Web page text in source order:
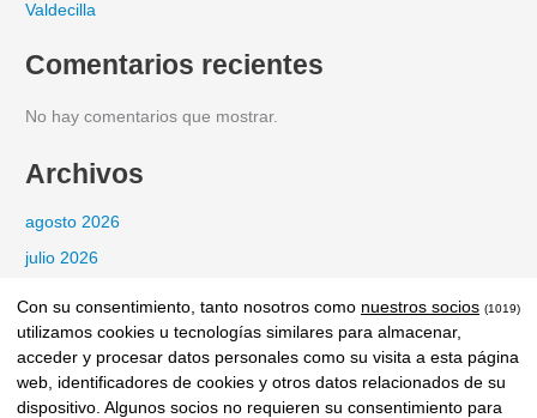
Valdecilla
Comentarios recientes
No hay comentarios que mostrar.
Archivos
agosto 2026
julio 2026
mayo 2026
marzo 2026
febrero 2026
Con su consentimiento, tanto nosotros como nuestros socios (1019)
utilizamos cookies u tecnologías similares para almacenar,
acceder y procesar datos personales como su visita a esta página
web, identificadores de cookies y otros datos relacionados de su
dispositivo. Algunos socios no requieren su consentimiento para